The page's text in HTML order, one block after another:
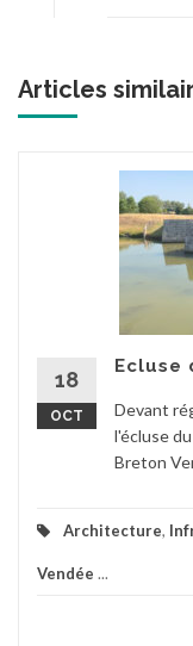
Articles
18
OCT
Ecluse
Devant
l'écluse
Breton
Architecture,
Vendée ...